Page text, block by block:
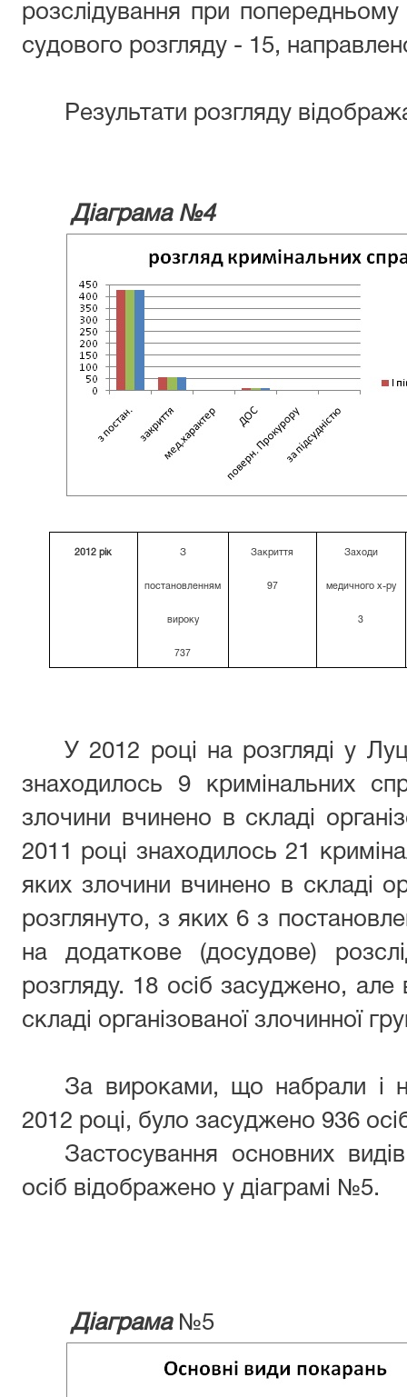
розслідування при
судового розгляду - 15,
Результати розгляду
Діаграма №4
2012 рік З
постановленням
вироку
737
Закриття
97
Заходи
медичного х-ру
3
У 2012 році на розгляді у
знаходилось 9 кримінальних
злочини вчинено в складі
2011 році знаходилось 21
яких злочини вчинено в складі
розглянуто, з яких 6 з
на додаткове (досудове)
розгляду. 18 осіб засуджено,
складі організованої злочинної
За вироками, що набрали і
2012 році, було засуджено 936
Застосування основних
осіб відображено у діаграмі №5.
Діаграма№5